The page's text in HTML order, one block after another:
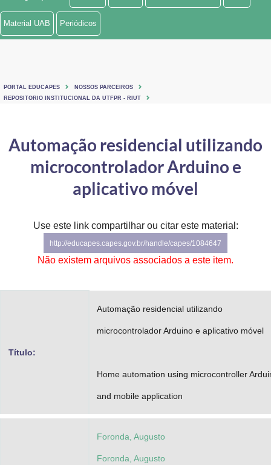
Ministério de Minas e Energia
Ministério do Turismo
Controladoria-Geral da União
Secretaria de Governo
Gabinete de Segurança Institucional
Material UAB Periódicos
PORTAL EDUCAPES
NOSSOS PARCEIROS
REPOSITORIO INSTITUCIONAL DA UTFPR - RIUT
Automação residencial utilizando
microcontrolador Arduino e
aplicativo móvel
Use este link compartilhar ou citar este material:
http://educapes.capes.gov.br/handle/capes/1084647
Não existem arquivos associados a este item.
Título:
Automação residencial utilizando
microcontrolador Arduino e aplicativo móvel
Home automation using microcontroller
and mobile application
Foronda, Augusto
Foronda, Augusto